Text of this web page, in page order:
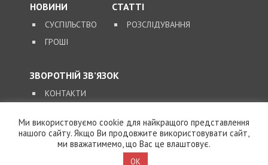
НОВИНИ
СУСПІЛЬСТВО
ГРОШІ
СТАТТІ
РОЗСЛІДУВАННЯ
ЗВОРОТНІЙ ЗВ’ЯЗОК
КОНТАКТИ
SUPPORT@49000.COM.UA
© 2026, ВСІ ПРАВА ЗАХИЩЕНІ
Ми використовуємо cookie для найкращого представлення
нашого сайту. Якщо Ви продовжите використовувати сайт,
ми вважатимемо, що Вас це влаштовує.
OK